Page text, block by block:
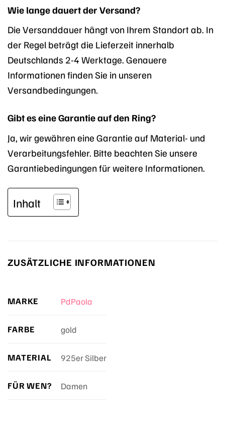
Wie lange dauert der Versand?
Die Versanddauer hängt von Ihrem Standort ab. In
der Regel beträgt die Lieferzeit innerhalb
Deutschlands 2-4 Werktage. Genauere
Informationen finden Sie in unseren
Versandbedingungen.
Gibt es eine Garantie auf den Ring?
Ja, wir gewähren eine Garantie auf Material- und
Verarbeitungsfehler. Bitte beachten Sie unsere
Garantiebedingungen für weitere Informationen.
Inhalt
ZUSÄTZLICHE INFORMATIONEN
MARKE PdPaola
FARBE gold
MATERIAL 925er Silber
FÜR WEN? Damen